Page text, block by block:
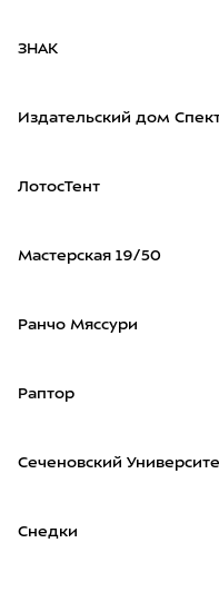
ЗНАК
Издательский дом
ЛотосТент
Мастерская 19/50
Ранчо Мяссури
Раптор
Сеченовский
Снедки